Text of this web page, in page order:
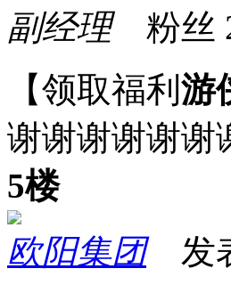
副经理粉丝
【领取福利 游
谢谢谢谢谢谢
5楼
欧阳集团发